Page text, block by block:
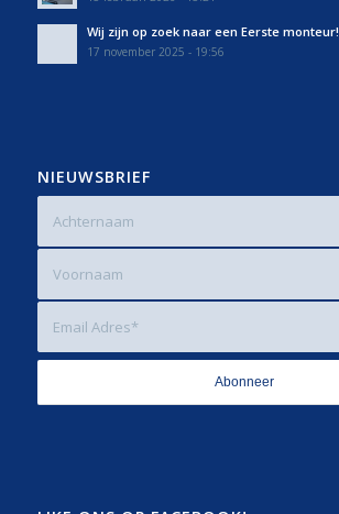
Wij zijn op zoek naar een Eerste monteur!
17 november 2025 - 19:56
NIEUWSBRIEF